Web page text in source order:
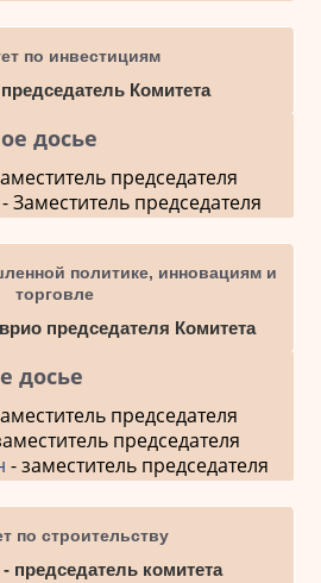
по инвестициям
Комитета
досье
председателя
- Заместитель председателя
политике, инновациям и
торговле
председателя Комитета
досье
председателя
председателя
- заместитель председателя
по строительству
- председатель комитета